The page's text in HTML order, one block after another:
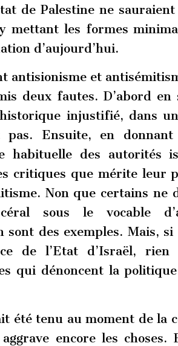
de Palestine ne
mettant les formes
d’aujourd’hui.
antisionisme et
deux fautes. D’abord
injustifié, dans
pas. Ensuite, en
habituelle des autorités
critiques que mérite leur
Non que certains ne
sous le vocable
sont des exemples. Mais,
de l’Etat d’Israël,
qui dénoncent la
été tenu au moment de la
encore les choses.